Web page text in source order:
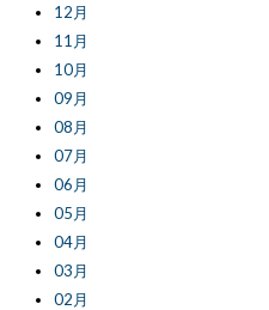
12月
11月
10月
09月
08月
07月
06月
05月
04月
03月
02月